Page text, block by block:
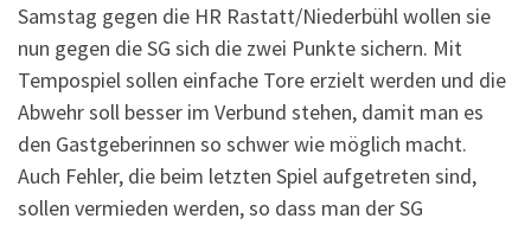
Samstag gegen die HR Rastatt/Niederbühl wollen sie
nun gegen die SG sich die zwei Punkte sichern. Mit
Tempospiel sollen einfache Tore erzielt werden und die
Abwehr soll besser im Verbund stehen, damit man es
den Gastgeberinnen so schwer wie möglich macht.
Auch Fehler, die beim letzten Spiel aufgetreten sind,
sollen vermieden werden, so dass man der SG